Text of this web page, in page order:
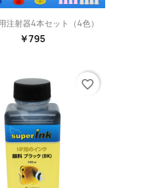
注射器4本セット（4色）
￥795
favorite_border